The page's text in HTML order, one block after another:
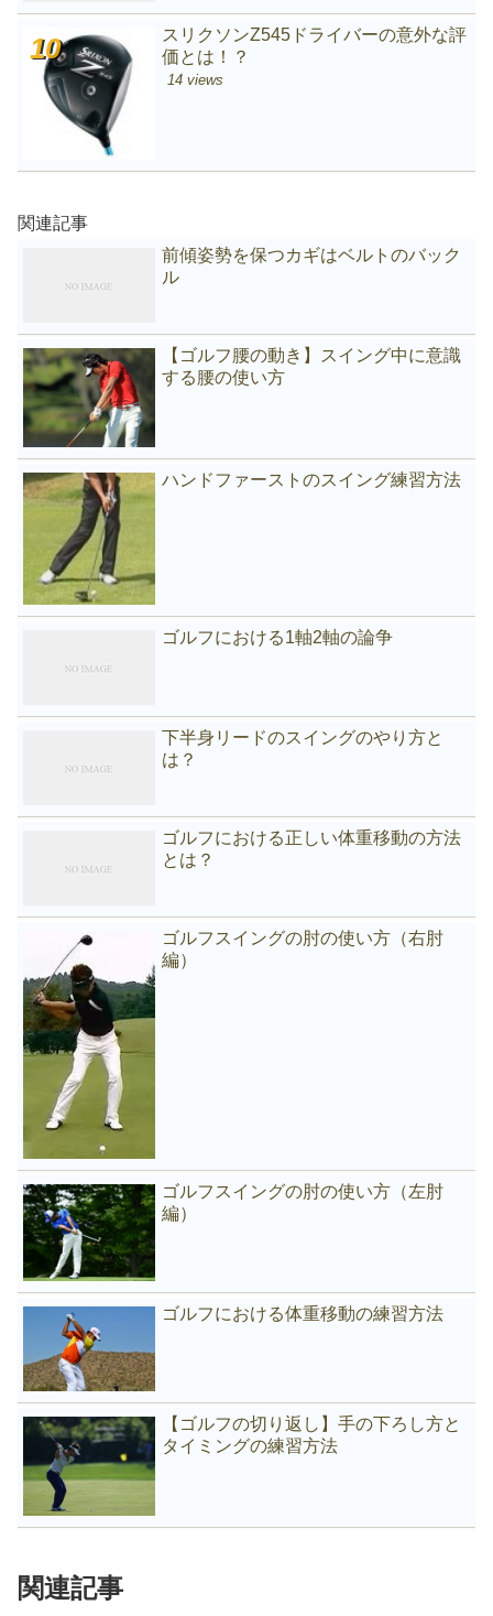
スリクソンZ545ドライバーの意外な評
価とは！？
14 views
関連記事
前傾姿勢を保つカギはベルトのバック
ル
【ゴルフ腰の動き】スイング中に意識
する腰の使い方
ハンドファーストのスイング練習方法
ゴルフにおける1軸2軸の論争
下半身リードのスイングのやり方と
は？
ゴルフにおける正しい体重移動の方法
とは？
ゴルフスイングの肘の使い方（右肘
編）
ゴルフスイングの肘の使い方（左肘
編）
ゴルフにおける体重移動の練習方法
【ゴルフの切り返し】手の下ろし方と
タイミングの練習方法
関連記事